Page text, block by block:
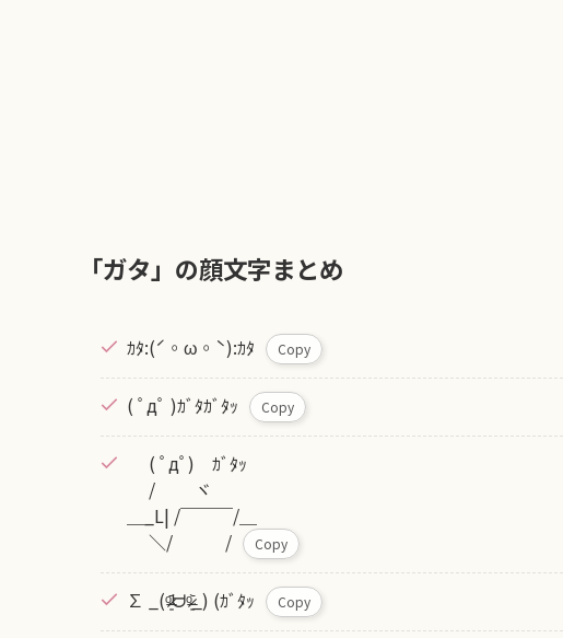
「ガタ」の顔文字まとめ
ｶﾀ:(ˊ◦ω◦ˋ):ｶﾀ Copy
( ﾟдﾟ )ｶﾞﾀｶﾞﾀｯ Copy
( ﾟдﾟ) ｶﾞﾀｯ
/ ヾ
＿_L| /￣￣￣/＿
＼/ /
Copy
∑ _(ᵒ̴̶̷͈᷄ᗨᵒ̴̶̷͈᷅_) (ｶﾞﾀｯ Copy